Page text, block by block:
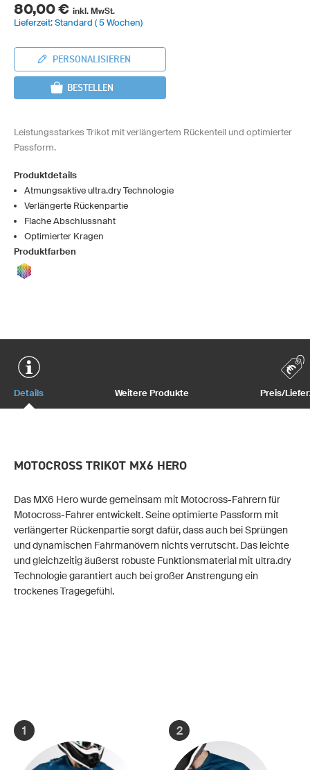
80,00 € inkl. MwSt.
Lieferzeit: Standard ( 5 Wochen)
PERSONALISIEREN
BESTELLEN
Leistungsstarkes Trikot mit verlängertem Rückenteil und optimierter
Passform.
Produktdetails
Atmungsaktive ultra.dry Technologie
Verlängerte Rückenpartie
Flache Abschlussnaht
Optimierter Kragen
Produktfarben
Details Weitere Produkte Preis/
MOTOCROSS TRIKOT MX6 HERO
Das MX6 Hero wurde gemeinsam mit Motocross-Fahrern für
Motocross-Fahrer entwickelt. Seine optimierte Passform mit
verlängerter Rückenpartie sorgt dafür, dass auch bei Sprüngen
und dynamischen Fahrmanövern nichts verrutscht. Das leichte
und gleichzeitig äußerst robuste Funktionsmaterial mit ultra.dry
Technologie garantiert auch bei großer Anstrengung ein
trockenes Tragegefühl.
1 2